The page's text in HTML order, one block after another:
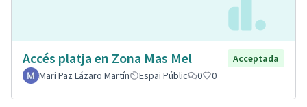
Accés platja en Zona Mas Mel
Acceptada
Mari Paz Lázaro Martín
Espai Públic 0 0